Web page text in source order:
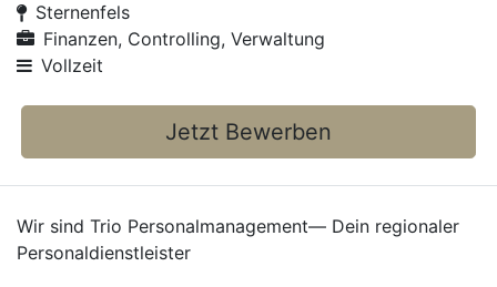
Sternenfels
Finanzen, Controlling, Verwaltung
Vollzeit
Jetzt Bewerben
Wir sind Trio Personalmanagement— Dein regionaler
Personaldienstleister